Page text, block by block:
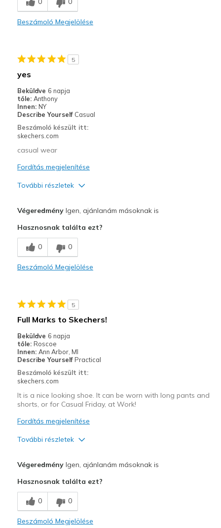
Casual Wear
Going Out
Width
Sizing
View On Shoes
Beszámoló Megjelölése
5
yes
Beküldve 6 napja
tőle: Anthony
Innen: NY
Describe Yourself Casual
Beszámoló készült itt:
skechers.com
casual wear
Fordítás megjelenítése
További részletek
Stylish
Legjobb használat
Casual Wear
Travel
Width
Sizing
View On Shoes
Shoes are for Wearing
VégeredményIgen, ajánlanám másoknak is
Hasznosnak találta ezt?
0 0
Beszámoló Megjelölése
5
Full Marks to Skechers!
Beküldve 6 napja
tőle: Roscoe
Innen: Ann Arbor, MI
Describe Yourself Practical
Beszámoló készült itt:
skechers.com
It is a nice looking shoe. It can be worn with long pants and
shorts, or for Casual Friday, at Work!
Fordítás megjelenítése
További részletek
Breathe Well
Comfortable
VégeredményIgen, ajánlanám másoknak is
Hasznosnak találta ezt?
0 0
Beszámoló Megjelölése